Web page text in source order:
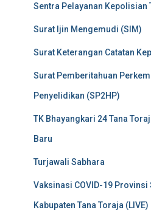
Sentra Pelayanan Kepolisian
Surat Ijin Mengemudi (SIM)
Surat Keterangan Catatan
Surat Pemberitahuan
Penyelidikan (SP2HP)
TK Bhayangkari 24 Tana
Baru
Turjawali Sabhara
Vaksinasi COVID-19 Provinsi
Kabupaten Tana Toraja (LIVE)